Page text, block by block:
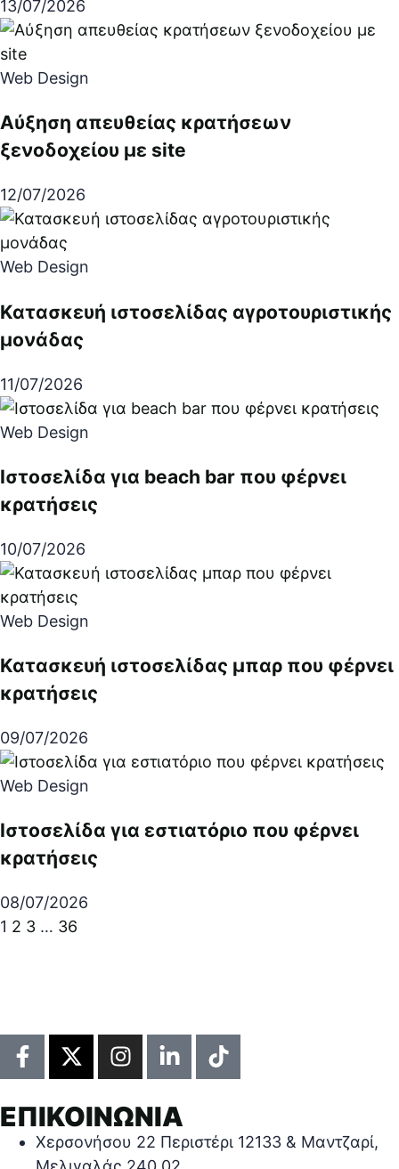
13/07/2026
Web Design
Αύξηση απευθείας κρατήσεων
ξενοδοχείου με site
12/07/2026
Web Design
Κατασκευή ιστοσελίδας αγροτουριστικής
μονάδας
11/07/2026
Web Design
Ιστοσελίδα για beach bar που φέρνει
κρατήσεις
10/07/2026
Web Design
Κατασκευή ιστοσελίδας μπαρ που φέρνει
κρατήσεις
09/07/2026
Web Design
Ιστοσελίδα για εστιατόριο που φέρνει
κρατήσεις
08/07/2026
1 2 3 … 36
ΕΠΙΚΟΙΝΩΝΙΑ
Χερσονήσου 22 Περιστέρι 12133 & Μαντζαρί,